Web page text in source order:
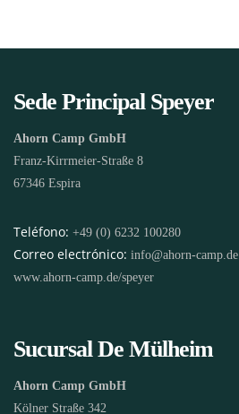
Sede Principal Speyer
Ahorn Camp GmbH
Franz-Kirrmeier-Straße 8
67346 Espira
Teléfono: +49 (0) 6232 100280
Correo electrónico: info@ahorn-camp.de
www.ahorn-camp.de/speyer
Sucursal De Mülheim
Ahorn Camp GmbH
Kölner Straße 342